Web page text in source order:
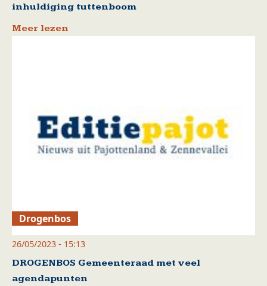
inhuldiging tuttenboom
Meer lezen
Drogenbos
26/05/2023 - 15:13
DROGENBOS Gemeenteraad met veel
agendapunten